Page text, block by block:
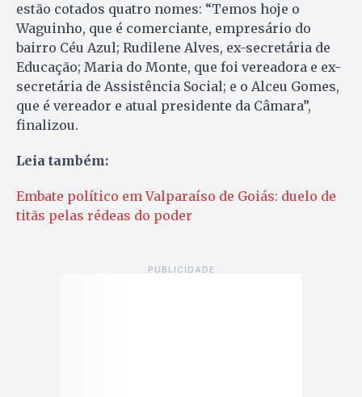
estão cotados quatro nomes: “Temos hoje o
Waguinho, que é comerciante, empresário do
bairro Céu Azul; Rudilene Alves, ex-secretária de
Educação; Maria do Monte, que foi vereadora e ex-
secretária de Assistência Social; e o Alceu Gomes,
que é vereador e atual presidente da Câmara”,
finalizou.
Leia também:
Embate político em Valparaíso de Goiás: duelo de
titãs pelas rédeas do poder